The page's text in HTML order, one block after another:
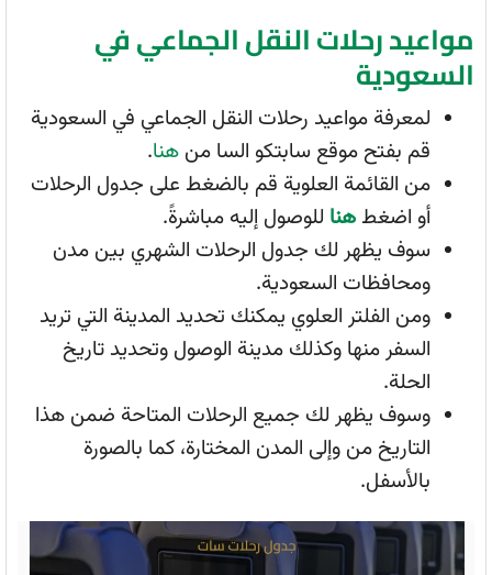
مواعيد رحلات النقل الجماعي في
السعودية
لمعرفة مواعيد رحلات النقل الجماعي في السعودية
قم بفتح موقع سابتكو السا من هنا.
من القائمة العلوية قم بالضغط على جدول الرحلات
أو اضغط هنا للوصول إليه مباشرةً.
سوف يظهر لك جدول الرحلات الشهري بين مدن
ومحافظات السعودية.
ومن الفلتر العلوي يمكنك تحديد المدينة التي تريد
السفر منها وكذلك مدينة الوصول وتحديد تاريخ
الحلة.
وسوف يظهر لك جميع الرحلات المتاحة ضمن هذا
التاريخ من وإلى المدن المختارة، كما بالصورة
بالأسفل.